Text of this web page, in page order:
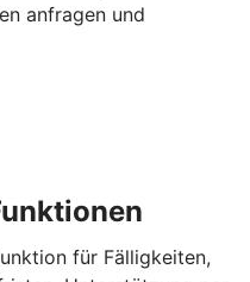
anfragen und
für Fälligkeiten,